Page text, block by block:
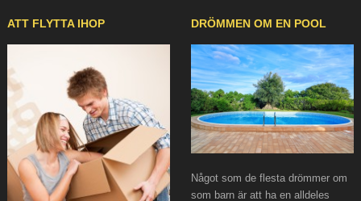
ATT FLYTTA IHOP DRÖMMEN OM EN POOL
Något som de flesta drömmer om
som barn är att ha en alldeles